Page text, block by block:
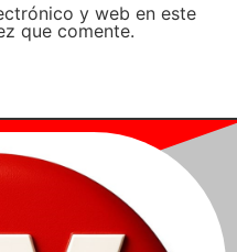
y web en este
que comente.